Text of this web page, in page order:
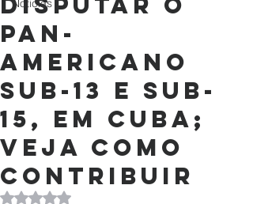
Noticias
Pan-
Americano
Sub-13 e Sub-
15, em Cuba;
veja como
contribuir
Avaliado com NaN de 5 estrelas.